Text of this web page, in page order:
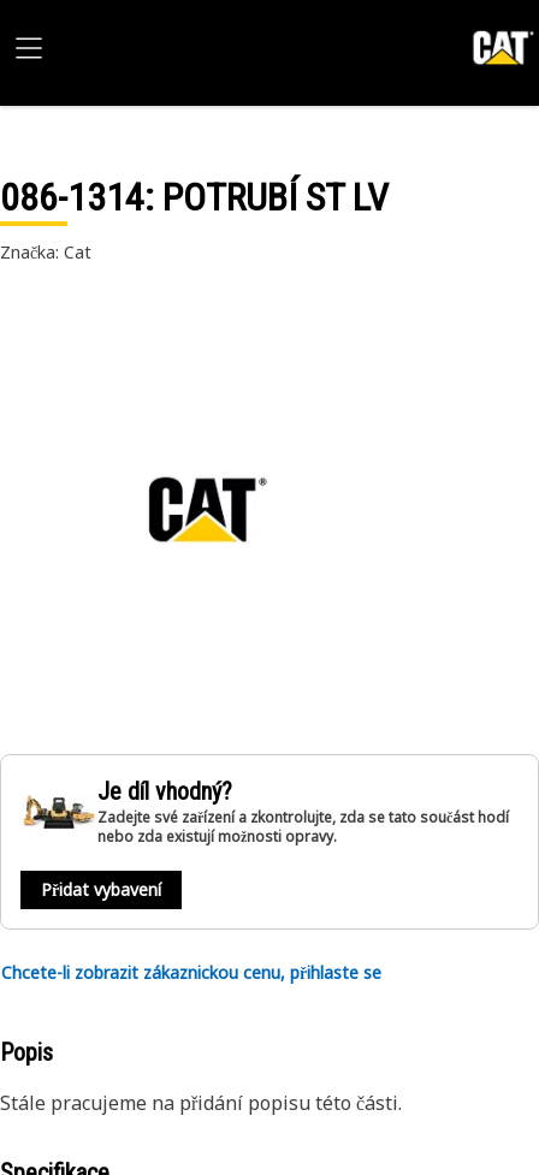
086-1314: POTRUBÍ ST LV
Značka: Cat
Je díl vhodný?
Zadejte své zařízení a zkontrolujte, zda se tato součást hodí
nebo zda existují možnosti opravy.
Přidat vybavení
Chcete-li zobrazit zákaznickou cenu, přihlaste se
Popis
Stále pracujeme na přidání popisu této části.